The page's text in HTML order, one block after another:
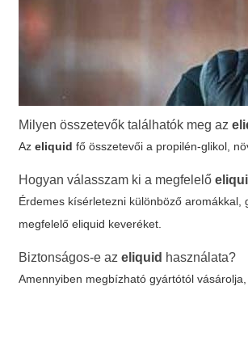
Milyen összetevők találhatók meg az
Azeliquid fő összetevői a propilén-glikol,
Hogyan válasszam ki a megfelelő
Érdemes kísérletezni különböző
megfelelőeliquid keveréket.
Biztonságos-e azeliquid használata?
Amennyiben megbízható gyártótól